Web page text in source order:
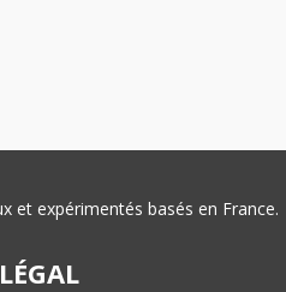
et expérimentés basés en France.
LÉGAL